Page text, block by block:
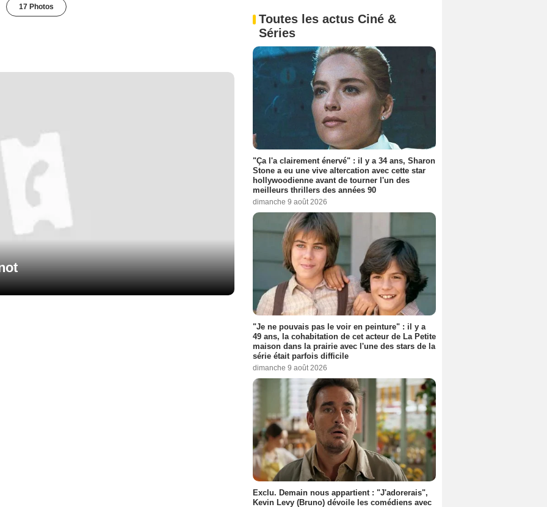
17 Photos
Toutes les actus Ciné &
Séries
"Ça l'a clairement énervé" : il y a 34 ans, Sharon
Stone a eu une vive altercation avec cette star
hollywoodienne avant de tourner l'un des
meilleurs thrillers des années 90
dimanche 9 août 2026
"Je ne pouvais pas le voir en peinture" : il y a
49 ans, la cohabitation de cet acteur de La Petite
maison dans la prairie avec l'une des stars de la
série était parfois difficile
dimanche 9 août 2026
Exclu. Demain nous appartient : "J'adorerais",
Kevin Levy (Bruno) dévoile les comédiens avec